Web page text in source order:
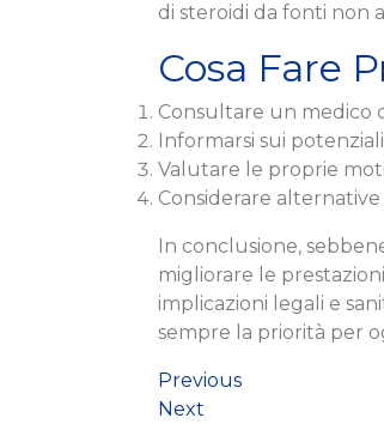
di steroidi da fonti non
Cosa Fare
Consultare un medico
Informarsi sui
Valutare le proprie
Considerare
In conclusione,
migliorare le
implicazioni legali e
sempre la priorità per
Previous
Next